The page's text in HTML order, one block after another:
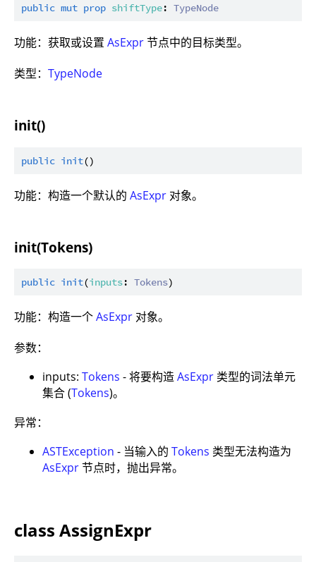
public mut prop shiftType: TypeNode
功能：获取或设置 AsExpr节点中的目标类型。
类型： TypeNode
init()
public init
功能：构造一个默认的 AsExpr 对象。
init(Tokens)
public init(inputs: Tokens
功能：构造一个AsExpr 对象。
参数：
inputs: Tokens - 将要构造AsExpr 类型的词法单元
集合 (Tokens)。
异常：
ASTException - 当输入的 Tokens 类型无法构造为
AsExpr节点时，抛出异常。
class AssignExpr